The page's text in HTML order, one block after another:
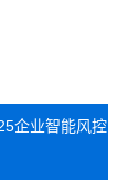
企业智能风控